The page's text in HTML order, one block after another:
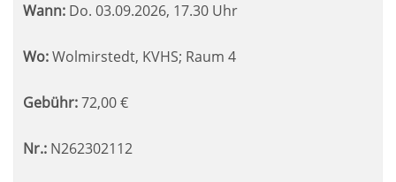
Wann: Do. 03.09.2026, 17.30 Uhr
Wo:Wolmirstedt, KVHS; Raum 4
Gebühr:72,00€
Nr.: N262302112